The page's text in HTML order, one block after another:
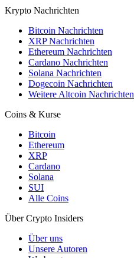
Krypto Nachrichten
Bitcoin Nachrichten
XRP Nachrichten
Ethereum Nachrichten
Cardano Nachrichten
Solana Nachrichten
Dogecoin Nachrichten
Weitere Altcoin Nachrichten
Coins & Kurse
Bitcoin
Ethereum
XRP
Cardano
Solana
SUI
Alle Coins
Über Crypto Insiders
Über uns
Unsere Autoren